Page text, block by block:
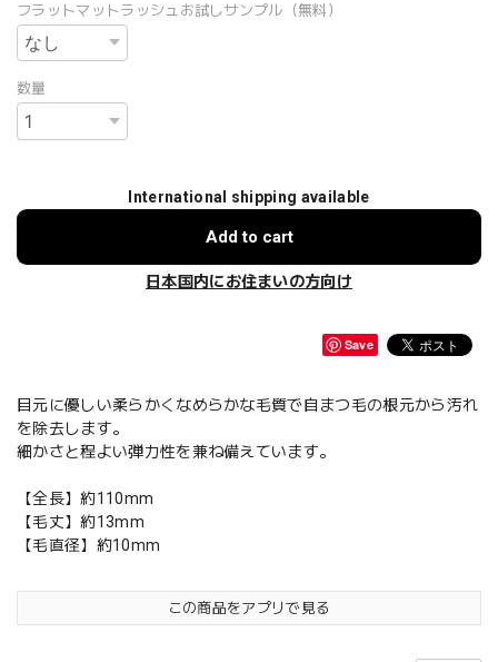
フラットマットラッシュお試しサンプル（無料）
数量
International shipping available
Add to cart
日本国内にお住まいの方向け
Save
目元に優しい柔らかくなめらかな毛質で自まつ毛の根元から汚れ
を除去します。
細かさと程よい弾力性を兼ね備えています。
【全長】約110mm
【毛丈】約13mm
【毛直径】約10mm
この商品をアプリで見る